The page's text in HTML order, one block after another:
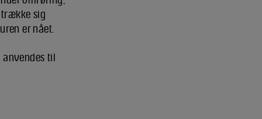
trække sig
er nået.
til